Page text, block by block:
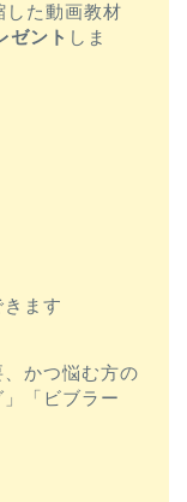
した動画教材
ゼント しま
ます
かつ悩む方の
「ビブラー